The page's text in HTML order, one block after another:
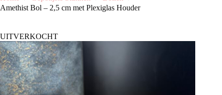
Amethist Bol – 2,5 cm met Plexiglas Houder
UITVERKOCHT